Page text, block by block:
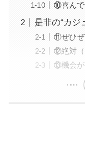
⑩喜んで
是非の“カジ
⑪ぜひぜ
⑫絶対（
⑬機会が